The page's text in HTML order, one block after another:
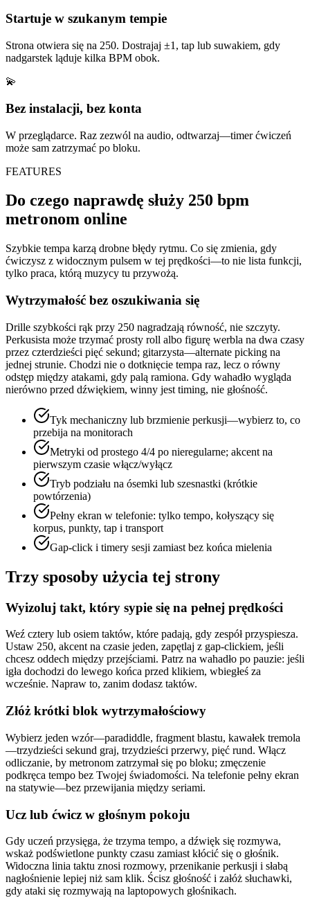
Startuje w szukanym tempie
Strona otwiera się na 250. Dostrajaj ±1, tap lub suwakiem, gdy
nadgarstek ląduje kilka BPM obok.
💫
Bez instalacji, bez konta
W przeglądarce. Raz zezwól na audio, odtwarzaj—timer ćwiczeń
może sam zatrzymać po bloku.
FEATURES
Do czego naprawdę służy 250 bpm
metronom online
Szybkie tempa karzą drobne błędy rytmu. Co się zmienia, gdy
ćwiczysz z widocznym pulsem w tej prędkości—to nie lista funkcji,
tylko praca, którą muzycy tu przywożą.
Wytrzymałość bez oszukiwania się
Drille szybkości rąk przy 250 nagradzają równość, nie szczyty.
Perkusista może trzymać prosty roll albo figurę werbla na dwa czasy
przez czterdzieści pięć sekund; gitarzysta—alternate picking na
jednej strunie. Chodzi nie o dotknięcie tempa raz, lecz o równy
odstęp między atakami, gdy palą ramiona. Gdy wahadło wygląda
nierówno przed dźwiękiem, winny jest timing, nie głośność.
Tyk mechaniczny lub brzmienie perkusji—wybierz to, co
przebija na monitorach
Metryki od prostego 4/4 po nieregularne; akcent na
pierwszym czasie włącz/wyłącz
Tryb podziału na ósemki lub szesnastki (krótkie
powtórzenia)
Pełny ekran w telefonie: tylko tempo, kołyszący się
korpus, punkty, tap i transport
Gap-click i timery sesji zamiast bez końca mielenia
Trzy sposoby użycia tej strony
Wyizoluj takt, który sypie się na pełnej prędkości
Weź cztery lub osiem taktów, które padają, gdy zespół przyspiesza.
Ustaw 250, akcent na czasie jeden, zapętlaj z gap-clickiem, jeśli
chcesz oddech między przejściami. Patrz na wahadło po pauzie: jeśli
igła dochodzi do lewego końca przed klikiem, wbiegłeś za
wcześnie. Napraw to, zanim dodasz taktów.
Złóż krótki blok wytrzymałościowy
Wybierz jeden wzór—paradiddle, fragment blastu, kawałek tremola
—trzydzieści sekund graj, trzydzieści przerwy, pięć rund. Włącz
odliczanie, by metronom zatrzymał się po bloku; zmęczenie
podkręca tempo bez Twojej świadomości. Na telefonie pełny ekran
na statywie—bez przewijania między seriami.
Ucz lub ćwicz w głośnym pokoju
Gdy uczeń przysięga, że trzyma tempo, a dźwięk się rozmywa,
wskaż podświetlone punkty czasu zamiast kłócić się o głośnik.
Widoczna linia taktu znosi rozmowy, przenikanie perkusji i słabą
nagłośnienie lepiej niż sam klik. Ścisz głośność i załóż słuchawki,
gdy ataki się rozmywają na laptopowych głośnikach.